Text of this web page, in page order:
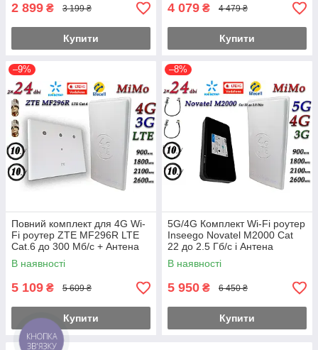
2 899 ₴ 3 199 ₴
Купити
4 079 ₴ 4 479 ₴
Купити
–9%
Повний комплект для 4G Wi-
Fi роутер ZTE MF296R LTE
Cat.6 до 300 Мб/с + Антена
планшетна MIMO 2×24dbi
(48Дб)
В наявності
5 109 ₴ 5 609 ₴
Купити
–8%
5G/4G Комплект Wi-Fi роутер
Inseego Novatel M2000 Cat
22 до 2.5 Гб/с і Антена
планштова MIMO 2×24dbi (48
дб)
В наявності
5 950 ₴ 6 450 ₴
Купити
КНОПКА
ЗВ'ЯЗКУ